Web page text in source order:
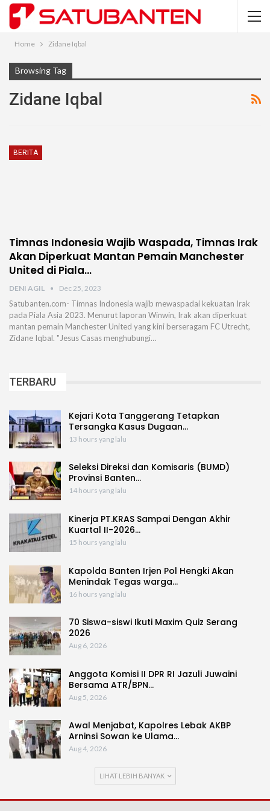
Home Zidane Iqbal
Browsing Tag
Zidane Iqbal
BERITA
Timnas Indonesia Wajib Waspada, Timnas Irak
Akan Diperkuat Mantan Pemain Manchester
United di Piala…
DENI AGIL Dec 25, 2023
Satubanten.com- Timnas Indonesia wajib mewaspadai kekuatan Irak
pada Piala Asia 2023. Menurut laporan Winwin, Irak akan diperkuat
mantan pemain Manchester United yang kini berseragam FC Utrecht,
Zidane Iqbal. "Jesus Casas menghubungi…
TERBARU
Kejari Kota Tanggerang Tetapkan
Tersangka Kasus Dugaan…
13 hours yang lalu
Seleksi Direksi dan Komisaris (BUMD)
Provinsi Banten…
14 hours yang lalu
Kinerja PT.KRAS Sampai Dengan Akhir
Kuartal II-2026…
15 hours yang lalu
Kapolda Banten Irjen Pol Hengki Akan
Menindak Tegas warga…
16 hours yang lalu
70 Siswa-siswi Ikuti Maxim Quiz Serang
2026
Aug 6, 2026
Anggota Komisi II DPR RI Jazuli Juwaini
Bersama ATR/BPN…
Aug 5, 2026
Awal Menjabat, Kapolres Lebak AKBP
Arninsi Sowan ke Ulama…
Aug 4, 2026
LIHAT LEBIH BANYAK